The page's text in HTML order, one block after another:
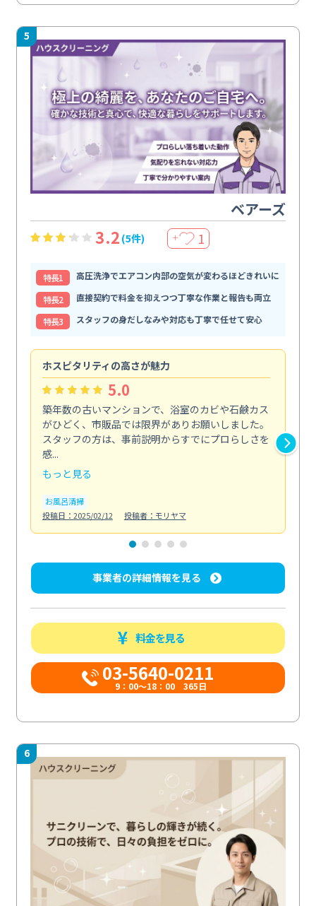
5
ベアーズ
3.2 (5件) ＋ 1
特⻑1
高圧洗浄でエアコン内部の空気が変わるほどきれいに
特⻑2
直接契約で料金を抑えつつ丁寧な作業と報告も両立
特⻑3
スタッフの身だしなみや対応も丁寧で任せて安心
ホスピタリティの高さが魅力
5.0
築年数の古いマンションで、浴室のカビや石鹸カス
がひどく、市販品では限界がありお願いしました。
スタッフの方は、事前説明からすでにプロらしさを
感...
もっと見る
お風呂清掃
投稿日：2025/02/12
投稿者：モリヤマ
事業者の詳細情報を見る
料金を見る
03-5640-0211
9：00～18：00 365日
6